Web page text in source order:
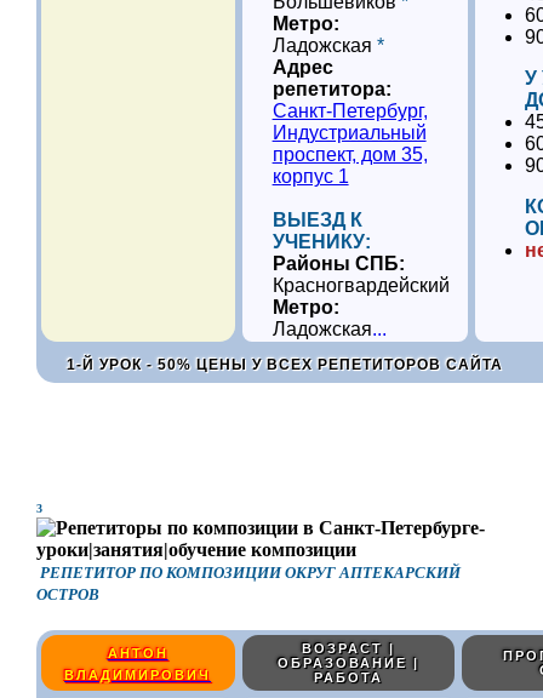
Метро:
Ладожская *
Адрес
репетитора:
Санкт-Петербург,
Индустриальный
проспект, дом 35,
корпус 1
ВЫЕЗД К
УЧЕНИКУ:
Районы СПБ:
Красногвардейский
Метро:
Ладожская...
У
1-Й УРОК - 50% ЦЕНЫ У ВСЕХ РЕПЕТИТОРОВ САЙТА
3
РЕПЕТИТОР ПО КОМПОЗИЦИИ ОКРУГ АПТЕКАРСКИЙ
ОСТРОВ
АНТОН
ВЛАДИМИРОВИЧ
ВОЗРАСТ |
ОБРАЗОВАНИЕ |
РАБОТА